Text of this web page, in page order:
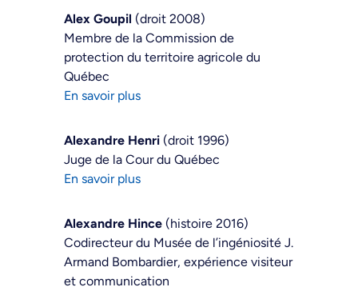
Alex Goupil (droit 2008)
Membre de la Commission de
protection du territoire agricole du
Québec
En savoir plus
Alexandre Henri (droit 1996)
Juge de la Cour du Québec
En savoir plus
Alexandre Hince (histoire 2016)
Codirecteur du Musée de l’ingéniosité J.
Armand Bombardier, expérience visiteur
et communication